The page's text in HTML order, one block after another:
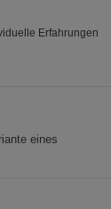
Erfahrungen
eines